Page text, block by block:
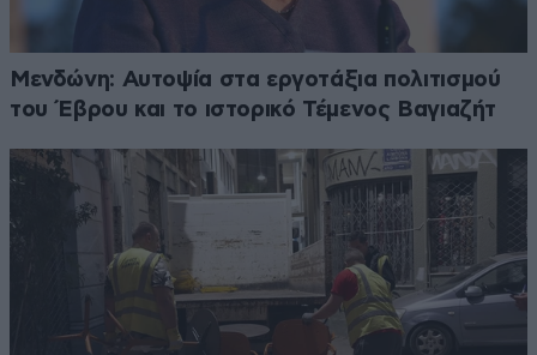
Μενδώνη: Αυτοψία στα εργοτάξια πολιτισμού
του Έβρου και το ιστορικό Τέμενος Βαγιαζήτ